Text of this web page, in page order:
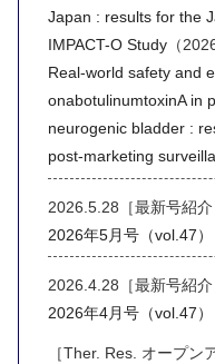
Japan : results for the
IMPACT-O Study（
Real-world safety and
onabotulinumtoxinA in
neurogenic bladder :
post-marketing
2026.5.28［最新号紹介
2026年5月号（vol.47）
2026.4.28［最新号紹介
2026年4月号（vol.47）
［Ther. Res. オープン